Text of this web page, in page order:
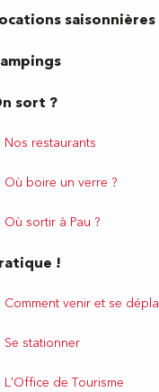
saisonnières
sort ?
Nos restaurants
Où boire un verre ?
Où sortir à Pau ?
!
Comment venir et se
Se stationner
L'Office de Tourisme